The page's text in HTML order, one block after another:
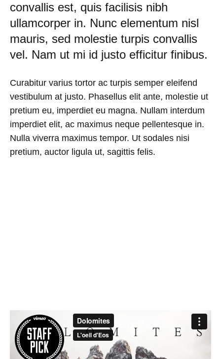
convallis est, quis facilisis nibh
ullamcorper in. Nunc elementum nisl
mauris, sed molestie turpis convallis
vel. Nam ut mi id justo efficitur finibus.
Curabitur varius tortor ac turpis semper eleifend
vestibulum at justo. Phasellus elit ante, molestie ut
pretium eu, imperdiet eu magna. Nullam interdum
imperdiet elit, ac maximus neque pellentesque in.
Nulla viverra maximus tempor. Ut sodales nisi
pretium, auctor ligula ut, sagittis felis.